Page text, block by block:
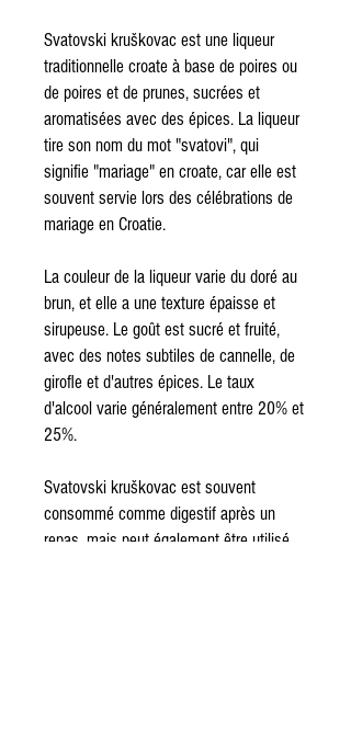
Svatovski kruškovac est une liqueur
traditionnelle croate à base de poires ou
de poires et de prunes, sucrées et
aromatisées avec des épices. La liqueur
tire son nom du mot "svatovi", qui
signifie "mariage" en croate, car elle est
souvent servie lors des célébrations de
mariage en Croatie.
La couleur de la liqueur varie du doré au
brun, et elle a une texture épaisse et
sirupeuse. Le goût est sucré et fruité,
avec des notes subtiles de cannelle, de
girofle et d'autres épices. Le taux
d'alcool varie généralement entre 20% et
25%.
Svatovski kruškovac est souvent
consommé comme digestif après un
repas, mais peut également être utilisé